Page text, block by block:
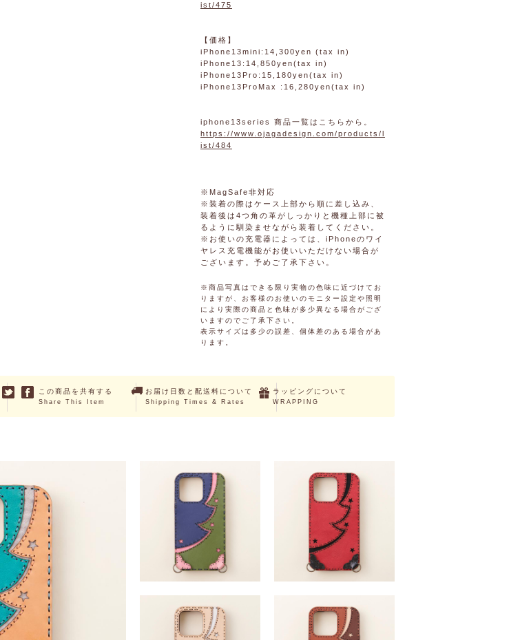
ist/475
【価格】
iPhone13mini:14,300yen (tax in)
iPhone13:14,850yen(tax in)
iPhone13Pro:15,180yen(tax in)
iPhone13ProMax :16,280yen(tax in)
iphone13series 商品一覧はこちらから。
https://www.ojagadesign.com/products/l
ist/484
※MagSafe非対応
※装着の際はケース上部から順に差し込み、
装着後は4つ角の革がしっかりと機種上部に被
るように馴染ませながら装着してください。
※お使いの充電器によっては、iPhoneのワイ
ヤレス充電機能がお使いいただけない場合が
ございます。予めご了承下さい。
※商品写真はできる限り実物の色味に近づけてお
りますが、お客様のお使いのモニター設定や照明
により実際の商品と色味が多少異なる場合がござ
いますのでご了承下さい。
表示サイズは多少の誤差、個体差のある場合があ
ります。
この商品を共有する
Share This Item
お届け日数と配送料について
Shipping Times & Rates
ラッピングについて
WRAPPING
￥14,300 ～ ￥16,280 （税込）
￥14,300 ～ ￥16,280 （税込）